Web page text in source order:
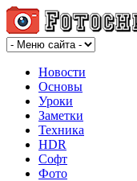
Новости
Основы
Уроки
Заметки
Техника
HDR
Софт
Фото